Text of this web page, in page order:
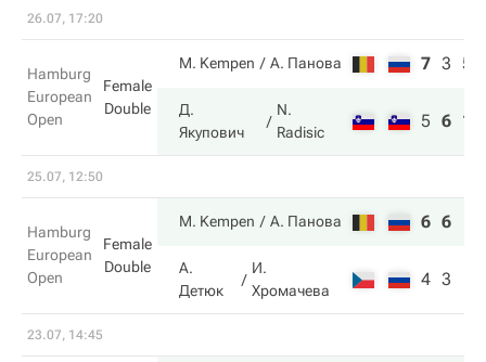
26.07, 17:20
Hamburg
European
Open
Female
Double
M. Kempen А. Панова 7 3 5
Д.
Якупович
N.
Radisic
5 6 10
25.07, 12:50
Hamburg
European
Open
Female
Double
M. Kempen А. Панова 6 6
А.
Детюк
И.
Хромачева
4 3
23.07, 14:45